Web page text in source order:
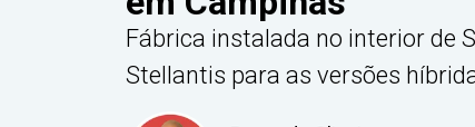
Fábrica instalada no interior de
Stellantis para as versões